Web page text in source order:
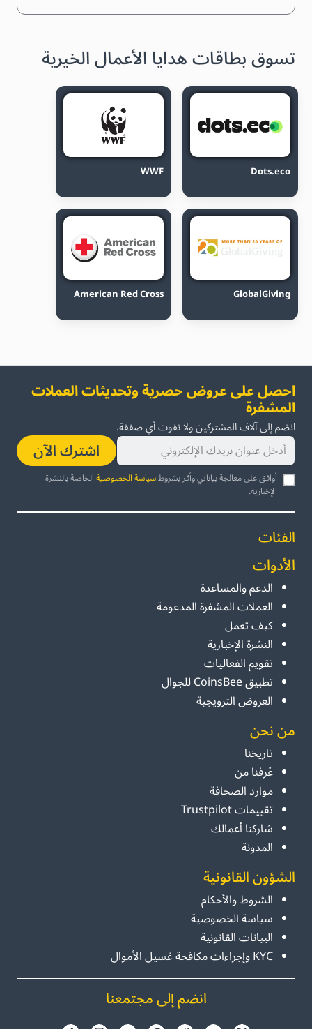
تسوق بطاقات هدايا الأعمال الخيرية
Dots.eco
WWF
GlobalGiving
American Red Cross
احصل على عروض حصرية وتحديثات العملات
المشفرة
انضم إلى آلاف المشتركين ولا تفوت أي صفقة.
اشترك الآن
أوافق على معالجة بياناتي وأقر بشروطسياسة الخصوصيةالخاصة بالنشرة
الإخبارية.
الفئات
الأدوات
الدعم والمساعدة
العملات المشفرة المدعومة
كيف تعمل
النشرة الإخبارية
تقويم الفعاليات
تطبيق CoinsBee للجوال
العروض الترويجية
من نحن
تاريخنا
عُرفنا من
موارد الصحافة
تقييمات Trustpilot
شاركنا أعمالك
المدونة
الشؤون القانونية
الشروط والأحكام
سياسة الخصوصية
البيانات القانونية
KYC وإجراءات مكافحة غسيل الأموال
انضم إلى مجتمعنا